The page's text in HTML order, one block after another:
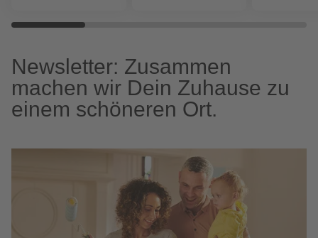
Newsletter: Zusammen
machen wir Dein Zuhause zu
einem schöneren Ort.